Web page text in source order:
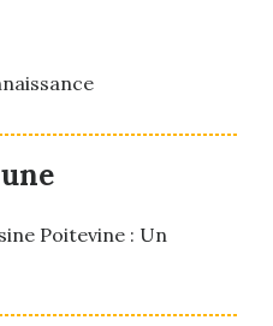
Poitevine : Un